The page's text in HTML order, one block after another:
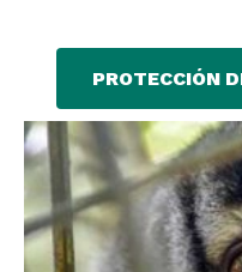
PROTECCIÓN